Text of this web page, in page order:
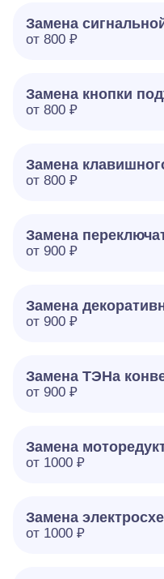
Замена
от 800 ₽
Замена кнопки
от 800 ₽
Замена
от 800 ₽
Замена
от 900 ₽
Замена
от 900 ₽
Замена ТЭНа
от 900 ₽
Замена
от 1000 ₽
Замена
от 1000 ₽